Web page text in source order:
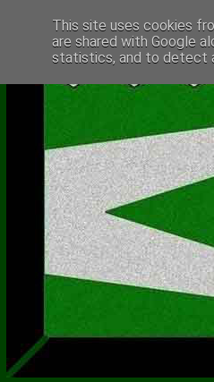
This site uses cookies
are shared with Google
statistics, and to detect